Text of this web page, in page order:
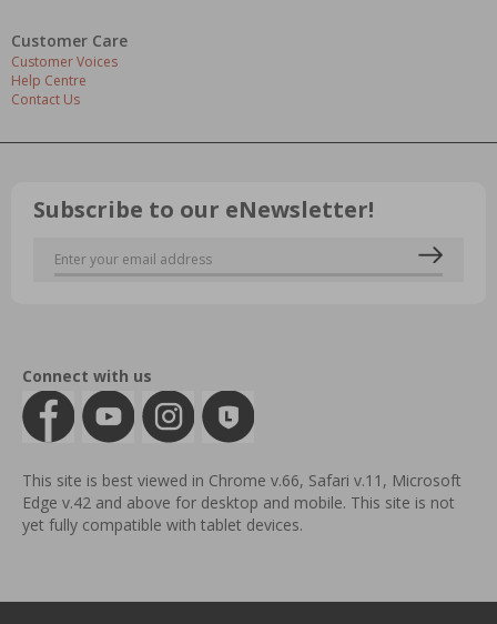
Customer Care
Customer Voices
Help Centre
Contact Us
Subscribe to our eNewsletter!
Connect with us
This site is best viewed in Chrome v.66, Safari v.11, Microsoft
Edge v.42 and above for desktop and mobile. This site is not
yet fully compatible with tablet devices.